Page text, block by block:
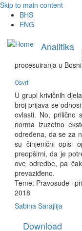
Skip to main content
BHS
ENG
Analitika
procesuiranja u
Osvrt
U grupi krivičnih
broj prijava se
ovlasti. No, prilično
norma izuzetno
određena, da se za
su činjenični opisi
preopširni, da je
ove odredbe, pa
prevaziđeno.
Teme: Pravosuđe i
2018
Sabina Sarajlija
Download